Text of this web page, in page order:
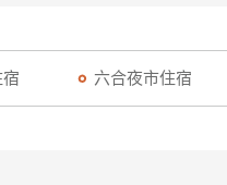
六合夜市住宿